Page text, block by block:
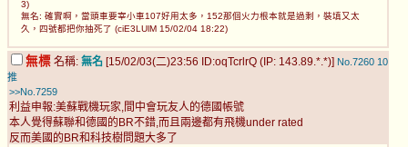
3)
無名: 確實啊，當頭車要宰小車107好用太多，152那個火力根本就是過剩，裝填又太
久，四號都把你抽死了 (ciE3LUlM 15/02/04 18:22)
無標 名稱: 無名 [15/02/03(二)23:56 ID:oqTcrlrQ (IP: 143.89.*.*)] No.7260 10
推
>>No.7259
利益申報:美蘇戰機玩家,間中會玩友人的德國帳號
本人覺得蘇聯和德國的BR不錯,而且兩邊都有飛機under rated
反而美國的BR和科技樹問題大多了